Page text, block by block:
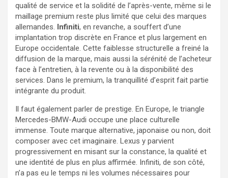
qualité de service et la solidité de l’après-vente, même si le
maillage premium reste plus limité que celui des marques
allemandes. Infiniti, en revanche, a souffert d’une
implantation trop discrète en France et plus largement en
Europe occidentale. Cette faiblesse structurelle a freiné la
diffusion de la marque, mais aussi la sérénité de l’acheteur
face à l’entretien, à la revente ou à la disponibilité des
services. Dans le premium, la tranquillité d’esprit fait partie
intégrante du produit.
Il faut également parler de prestige. En Europe, le triangle
Mercedes-BMW-Audi occupe une place culturelle
immense. Toute marque alternative, japonaise ou non, doit
composer avec cet imaginaire. Lexus y parvient
progressivement en misant sur la constance, la qualité et
une identité de plus en plus affirmée. Infiniti, de son côté,
n’a pas eu le temps ni les volumes nécessaires pour